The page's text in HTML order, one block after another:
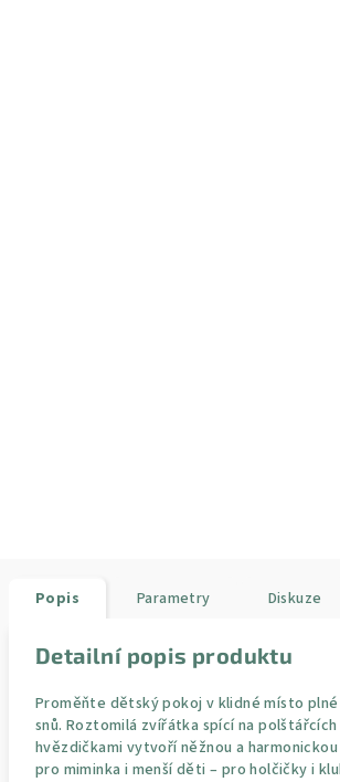
Popis Parametry Diskuze
Detailní popis produktu
Proměňte dětský pokoj v klidné místo plné
snů. Roztomilá zvířátka spící na
hvězdičkami vytvoří něžnou a
pro miminka i menší děti – pro holčičky i